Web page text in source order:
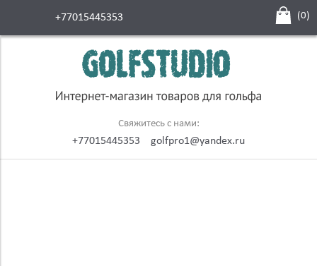
+77015445353 (0)
Свяжитесь с нами:
+77015445353 golfpro1@yandex.ru